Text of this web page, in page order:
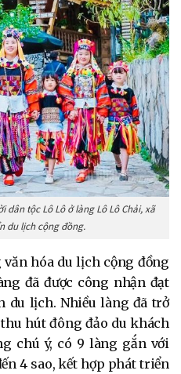
dân tộc Lô Lô ở làng Lô Lô Chải, xã
du lịch cộng đồng.
hóa du lịch cộng đồng
đã được công nhận đạt
du lịch. Nhiều làng đã trở
hút đông đảo du khách
chú ý, có 9 làng gắn với
4 sao, kết hợp phát triển